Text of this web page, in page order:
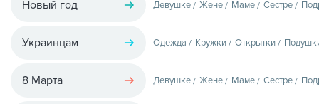
Новый год Девушке Жене Маме Сестре
Украинцам Одежда Кружки Открытки
8 Марта Девушке Жене Маме Сестре